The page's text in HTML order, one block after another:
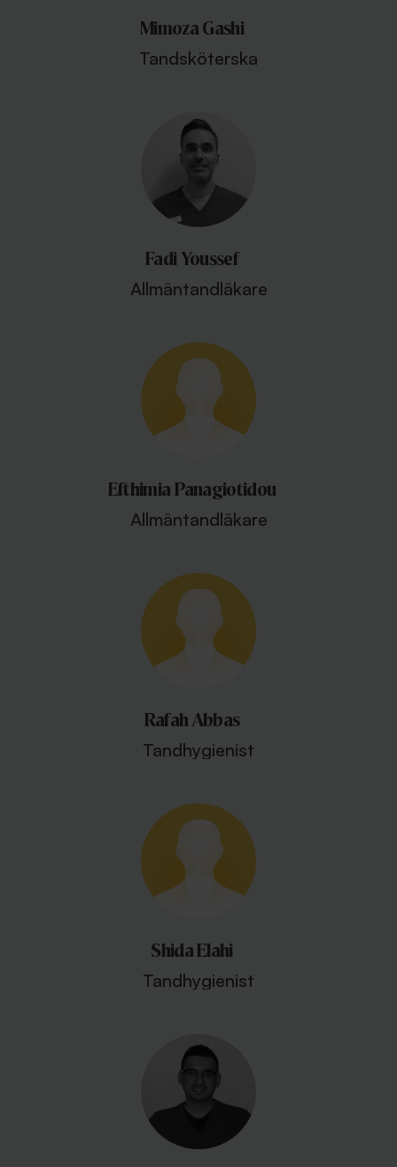
Mimoza Gashi
Tandsköterska
Fadi Youssef
Allmäntandläkare
Efthimia Panagiotidou
Allmäntandläkare
Rafah Abbas
Tandhygienist
Shida Elahi
Tandhygienist